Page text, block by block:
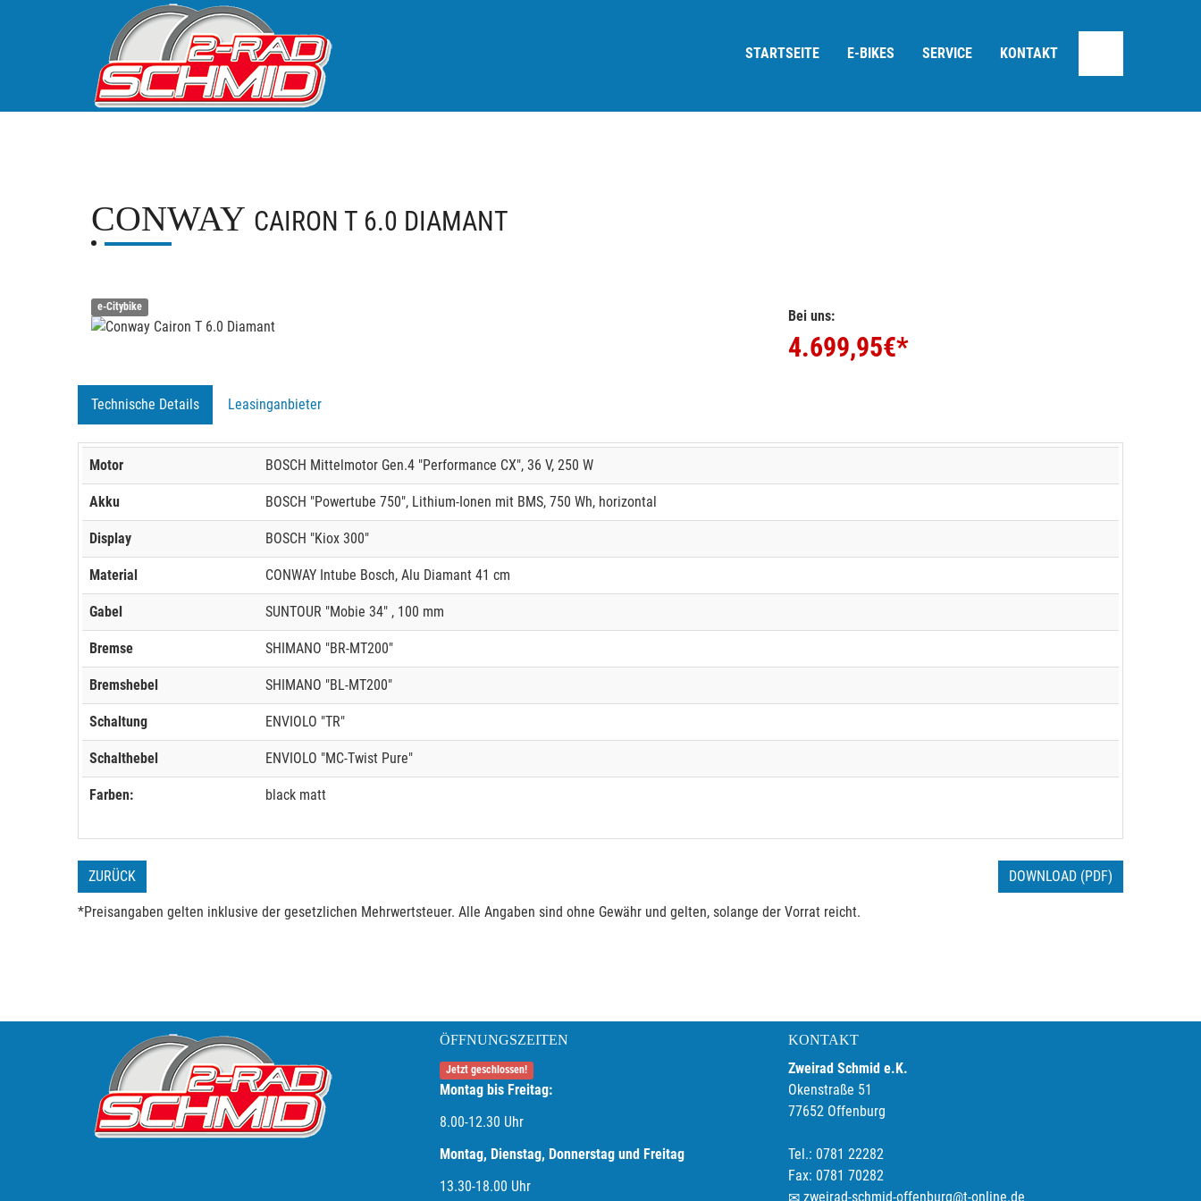
STARTSEITE E-BIKES SERVICE KONTAKT
CONWAY CAIRON T 6.0 DIAMANT
e-Citybike
Bei uns:
4.699,95€*
Technische Details Leasinganbieter
Motor BOSCH Mittelmotor Gen.4 "Performance CX", 36 V, 250 W
Akku BOSCH "Powertube 750", Lithium-Ionen mit BMS, 750 Wh, horizontal
Display BOSCH "Kiox 300"
Material CONWAY Intube Bosch, Alu Diamant 41 cm
Gabel SUNTOUR "Mobie 34" , 100 mm
Bremse SHIMANO "BR-MT200"
Bremshebel SHIMANO "BL-MT200"
Schaltung ENVIOLO "TR"
Schalthebel ENVIOLO "MC-Twist Pure"
Farben: black matt
ZURÜCK DOWNLOAD (PDF)
*Preisangaben gelten inklusive der gesetzlichen Mehrwertsteuer. Alle Angaben sind ohne Gewähr und gelten, solange der Vorrat reicht.
ÖFFNUNGSZEITEN
Jetzt geschlossen!
Montag bis Freitag:
8.00-12.30 Uhr
Montag, Dienstag, Donnerstag und Freitag
13.30-18.00 Uhr
KONTAKT
Zweirad Schmid e.K.
Okenstraße 51
77652 Offenburg
Tel.: 0781 22282
Fax: 0781 70282
zweirad-schmid-offenburg@t-online.de